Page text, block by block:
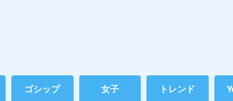
ゴシップ 女子 トレンド